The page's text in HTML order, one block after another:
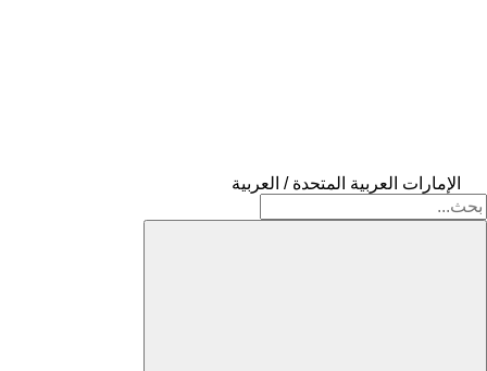
الإمارات العربية المتحدة / العربية